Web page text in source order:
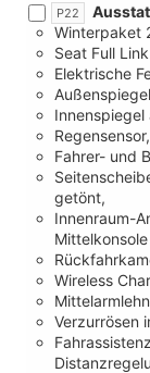
P22
Winterpaket
Seat Full
Elektrische
Regensensor,
Fahrer- und
getönt,
Innenraum-
Wireless
Verzurrösen